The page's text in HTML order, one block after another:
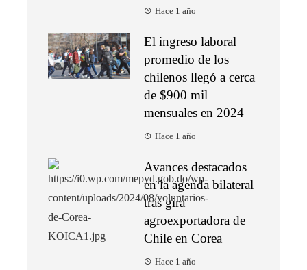
Hace 1 año
El ingreso laboral
promedio de los
chilenos llegó a cerca
de $900 mil
mensuales en 2024
Hace 1 año
Avances destacados
en la agenda bilateral
tras gira
agroexportadora de
Chile en Corea
Hace 1 año